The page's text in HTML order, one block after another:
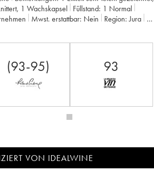
, 1 Wachskapsel Füllstand: 1 Normal
Mwst. erstattbar: nein Region: Jura
Pupillin
(93-95) 93
VON IDEALWINE